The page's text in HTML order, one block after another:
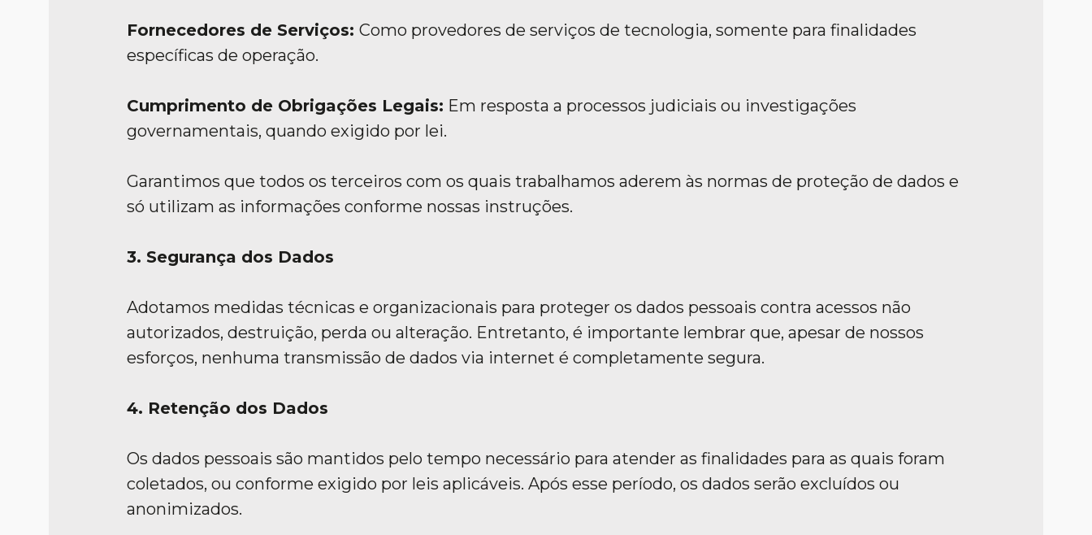
Fornecedores de Serviços: Como provedores de serviços de tecnologia, somente para finalidades
específicas de operação.
Cumprimento de Obrigações Legais: Em resposta a processos judiciais ou investigações
governamentais, quando exigido por lei.
Garantimos que todos os terceiros com os quais trabalhamos aderem às normas de proteção de dados e
só utilizam as informações conforme nossas instruções.
3. Segurança dos Dados
Adotamos medidas técnicas e organizacionais para proteger os dados pessoais contra acessos não
autorizados, destruição, perda ou alteração. Entretanto, é importante lembrar que, apesar de nossos
esforços, nenhuma transmissão de dados via internet é completamente segura.
4. Retenção dos Dados
Os dados pessoais são mantidos pelo tempo necessário para atender as finalidades para as quais foram
coletados, ou conforme exigido por leis aplicáveis. Após esse período, os dados serão excluídos ou
anonimizados.